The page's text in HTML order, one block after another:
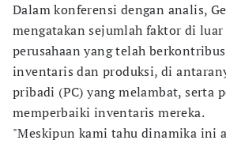
Dalam konferensi dengan analis,
mengatakan sejumlah faktor di
perusahaan yang telah
inventaris dan produksi, di
pribadi (PC) yang melambat, serta
memperbaiki inventaris mereka.
"Meskipun kami tahu dinamika ini